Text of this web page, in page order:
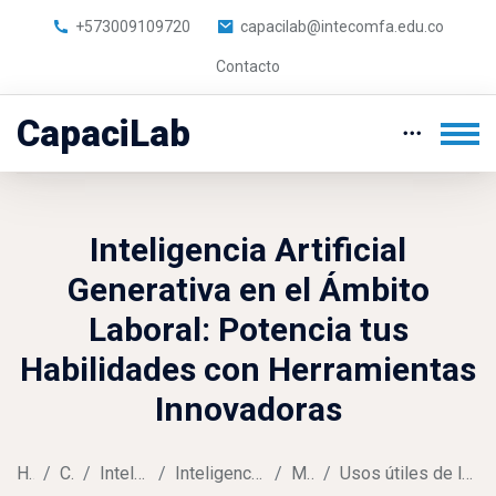
+573009109720 capacilab@intecomfa.edu.co
Contacto
CapaciLab
Inteligencia Artificial
Generativa en el Ámbito
Laboral: Potencia tus
Habilidades con Herramientas
Innovadoras
Home Courses Inteligencia Artificial Inteligencia Artificial Generativa AL Momento 4 Usos útiles de la IA Generativa en el ámbito laboral